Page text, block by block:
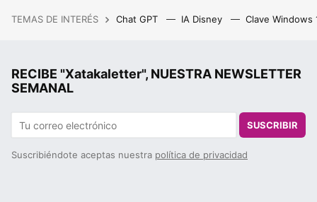
TEMAS DE INTERÉS Chat GPT IA Disney Clave Windows
RECIBE "Xatakaletter", NUESTRA NEWSLETTER
SEMANAL
SUSCRIBIR
Suscribiéndote aceptas nuestra política de privacidad